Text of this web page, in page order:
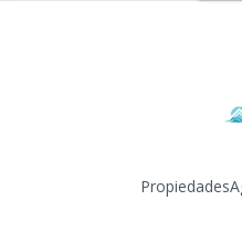
Propiedades